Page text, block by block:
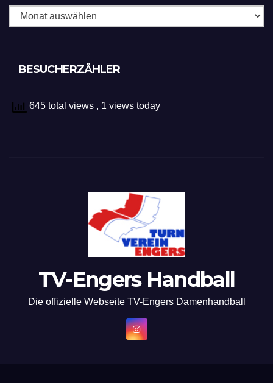
BESUCHERZÄHLER
645 total views , 1 views today
TV-Engers Handball
Die offizielle Webseite TV-Engers Damenhandball